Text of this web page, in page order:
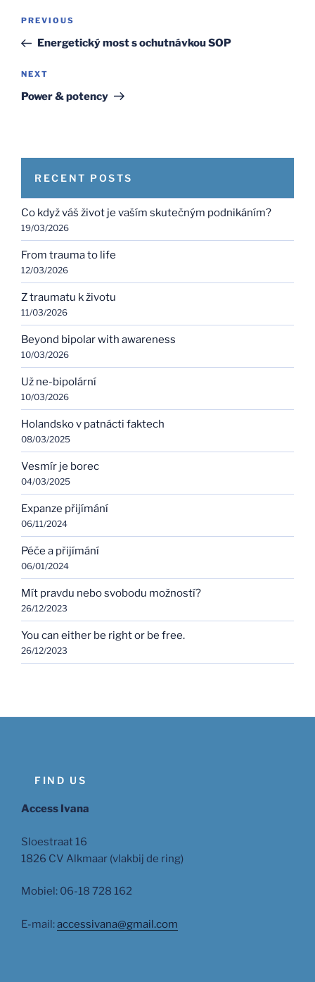
Post
Previous
Post
PREVIOUS
Energetický most s ochutnávkou SOP
Next
Post
NEXT
Power & potency
RECENT POSTS
Co když váš život je vaším skutečným podnikáním?
19/03/2026
From trauma to life
12/03/2026
Z traumatu k životu
11/03/2026
Beyond bipolar with awareness
10/03/2026
Už ne-bipolární
10/03/2026
Holandsko v patnácti faktech
08/03/2025
Vesmír je borec
04/03/2025
Expanze přijímání
06/11/2024
Péče a přijímání
06/01/2024
Mít pravdu nebo svobodu možností?
26/12/2023
You can either be right or be free.
26/12/2023
FIND US
Access Ivana
Sloestraat 16
1826 CV Alkmaar (vlakbij de ring)
Mobiel: 06-18 728 162
E-mail:accessivana@gmail.com